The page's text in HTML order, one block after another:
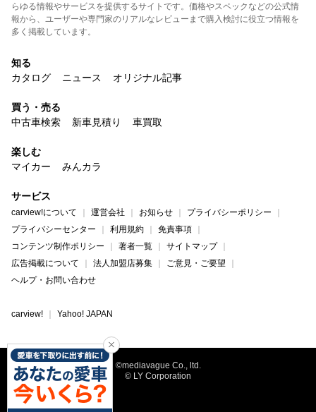
らゆる情報やサービスを提供するサイトです。価格やスペックなどの公式情
報から、ユーザーや専門家のリアルなレビューまで購入検討に役立つ情報を
多く掲載しています。
知る
カタログ
ニュース オリジナル記事
買う・売る
中古車検索
新車見積り 車買取
楽しむ
マイカー
みんカラ
サービス
carview!について 運営会社 お知らせ
プライバシーポリシー
プライバシーセンター
利用規約
免責事項
コンテンツ制作ポリシー
著者一覧
サイトマップ
広告掲載について
法人加盟店募集
ご意見・ご要望
ヘルプ・お問い合わせ
carview! Yahoo! JAPAN
©mediavague Co., ltd.
© LY Corporation